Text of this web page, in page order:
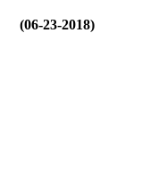
(06-23-2018)